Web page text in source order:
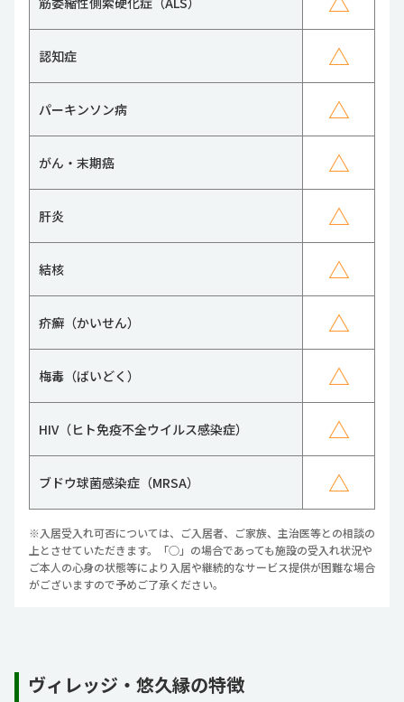
認知症 △
パーキンソン病 △
がん・末期癌 △
肝炎 △
結核 △
疥癬（かいせん） △
梅毒（ばいどく） △
HIV（ヒト免疫不全ウイルス感染症） △
ブドウ球菌感染症（MRSA） △
※入居受入れ可否については、ご入居者、ご家族、主治医等との相談の
上とさせていただきます。「○」の場合であっても施設の受入れ状況や
ご本人の心身の状態等により入居や継続的なサービス提供が困難な場合
がございますので予めご了承ください。
ヴィレッジ・悠久縁の特徴